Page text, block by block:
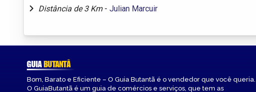
Distância de 3 Km - Julian Marcuir
GUIABUTANTÃ
Bom, Barato e Eficiente – O Guia Butantã é o vendedor que você queria.
O GuiaButantã é um guia de comércios e serviços, que tem as